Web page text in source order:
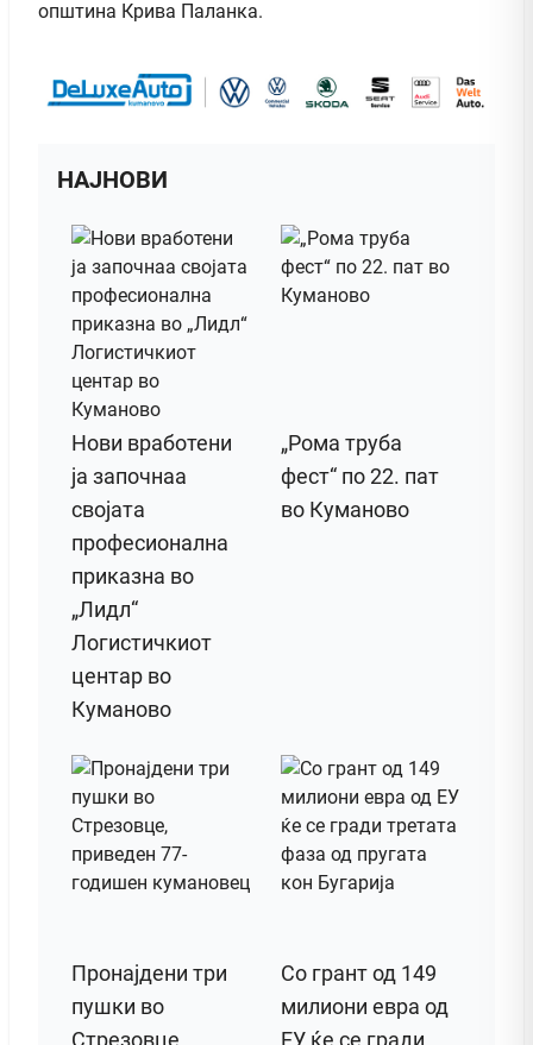
општина Крива Паланка.
НАЈНОВИ
Нови вработени
ја започнаа
својата
професионална
приказна во
„Лидл“
Логистичкиот
центар во
Куманово
„Рома труба
фест“ по 22. пат
во Куманово
Пронајдени три
пушки во
Стрезовце,
Со грант од 149
милиони евра од
ЕУ ќе се гради